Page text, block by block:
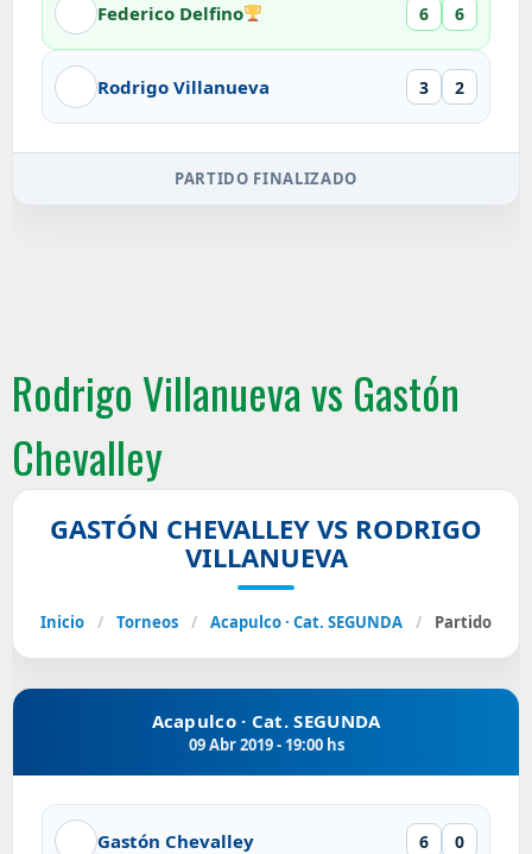
Federico Delfino 6 6
Rodrigo Villanueva 3 2
PARTIDO FINALIZADO
Rodrigo Villanueva vs Gastón
Chevalley
GASTÓN CHEVALLEY VS RODRIGO
VILLANUEVA
Inicio / Torneos / Acapulco · Cat. SEGUNDA / Partido
Acapulco · Cat. SEGUNDA
09 Abr 2019 - 19:00 hs
Gastón Chevalley 6 0